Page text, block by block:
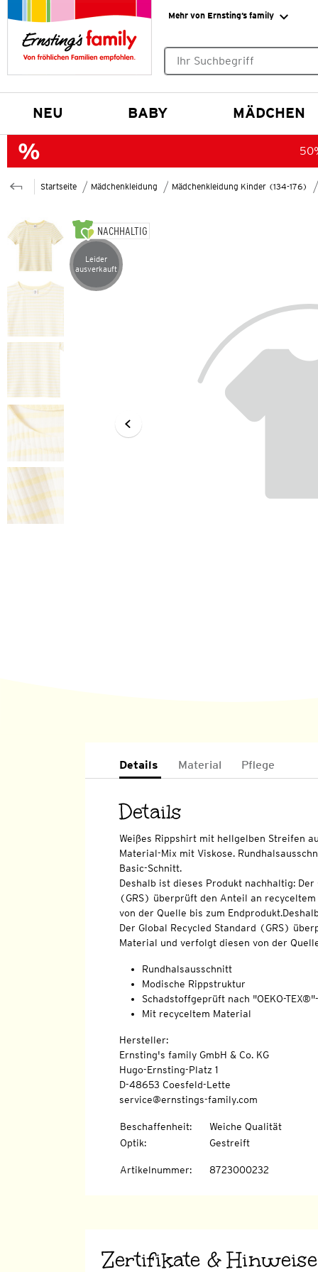
Mehr von Ernsting’s family
NEU BABY MÄDCHEN
Startseite Mädchenkleidung Mädchenkleidung Kinder (134-176)
NACHHALTIG
Artikel leider ausverkauft
Leider
ausverkauft
Details Material Pflege
Details
Weißes Rippshirt mit hellgelben Streifen
Material-Mix mit Viskose.
Basic-Schnitt.
Deshalb ist dieses Produkt nachhaltig: Der
(GRS) überprüft den Anteil an
von der Quelle bis zum
Der Global Recycled Standard (GRS)
Material und verfolgt diesen von der
Rundhalsausschnitt
Modische Rippstruktur
Schadstoffgeprüft nach "OEKO-
Mit recyceltem Material
Hersteller:
Ernsting's family GmbH & Co. KG
Hugo-Ernsting-Platz 1
D-48653 Coesfeld-Lette
service@ernstings-family.com
Beschaffenheit:
Weiche Qualität
Optik: Gestreift
Artikelnummer: 8723000232
Zertifikate & Hinweise